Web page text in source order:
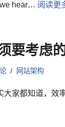
hear… 阅读更
要考虑
网站架构
大家都知道，效